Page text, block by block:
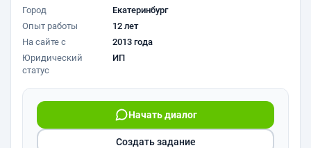
Город
Екатеринбург
Опыт работы
12 лет
На сайте с
2013 года
Юридический
статус
ИП
Начать диалог
Создать задание